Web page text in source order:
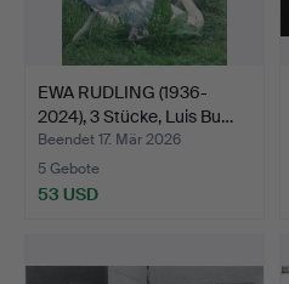
EWA RUDLING (1936-
2024), 3 Stücke, Luis Bu…
Beendet 17. Mär 2026
5 Gebote
53 USD